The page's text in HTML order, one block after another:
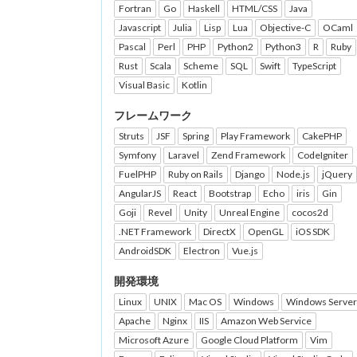
Fortran Go Haskell HTML/CSS
Java
Javascript
Julia Lisp Lua Objective-C
OCaml
Pascal
Perl PHP Python2 Python3 R
Ruby
Rust
Scala Scheme SQL Swift
TypeScript
Visual Basic
Kotlin
フレームワーク
Struts JSF Spring Play Framework
CakePHP
Symfony
Laravel Zend Framework
CodeIgniter
FuelPHP
Ruby on Rails Django Node.js
jQuery
AngularJS
React Bootstrap Echo iris
Gin
Goji
Revel Unity Unreal Engine
cocos2d
.NET Framework
DirectX OpenGL
iOS SDK
AndroidSDK
Electron Vue.js
開発環境
Linux UNIX Mac OS Windows
Windows Server
Apache
Nginx IIS
Amazon Web Service
Microsoft Azure
Google Cloud Platform
Vim